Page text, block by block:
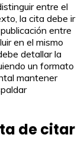
entre el
la cita debe ir
entre
en el mismo
detallar la
un formato
mantener
de citar